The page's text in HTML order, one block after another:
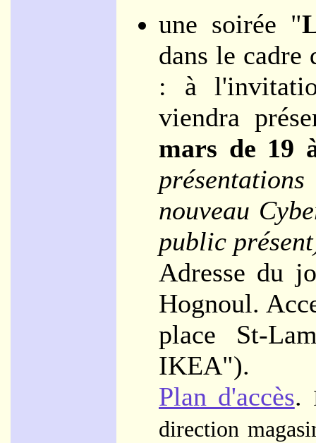
une soirée "
dans le cadre
: à
viendra
mars de 19
nouveau
public
Adresse du
Hognoul.
place St-
IKEA").
Plan d'accès.
direction